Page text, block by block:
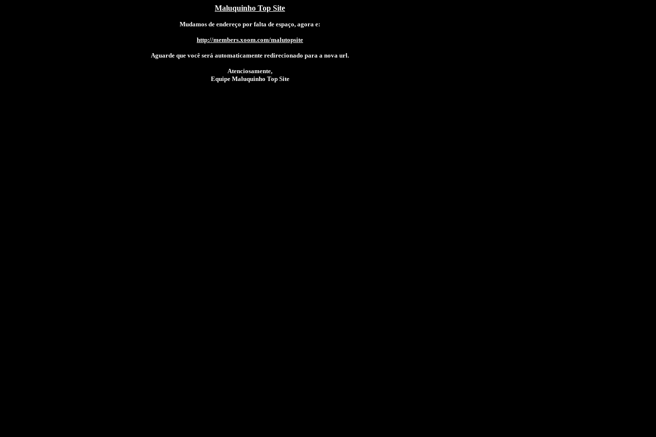
Maluquinho Top Site
Mudamos de endereço por falta de espaço, agora e:
http://members.xoom.com/malutopsite
Aguarde que você será automaticamente redirecionado para a nova url.
Atenciosamente,
Equipe Maluquinho Top Site